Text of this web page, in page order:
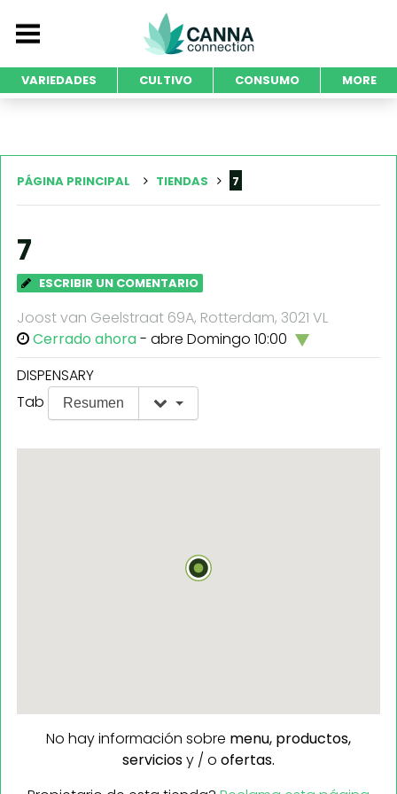
VARIEDADES CULTIVO CONSUMO MORE
PÁGINA PRINCIPAL TIENDAS 7
7
ESCRIBIR UN COMENTARIO
Joost van Geelstraat 69A, Rotterdam, 3021 VL
Cerrado ahora- abre Domingo 10:00
DISPENSARY
Tab
Resumen
No hay información sobre menu, productos,
serviciosy / o ofertas.